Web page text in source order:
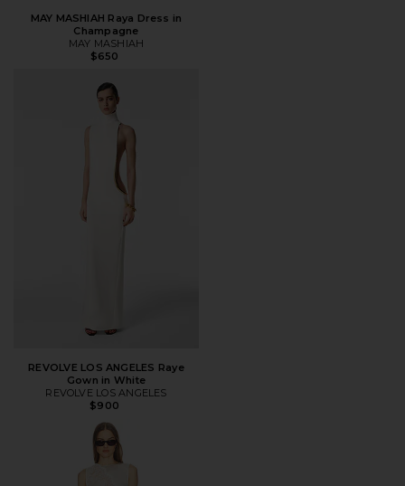
MAY MASHIAH Raya Dress in
Champagne
MAY MASHIAH
$650
REVOLVE LOS ANGELES Raye
Gown in White
REVOLVE LOS ANGELES
$900